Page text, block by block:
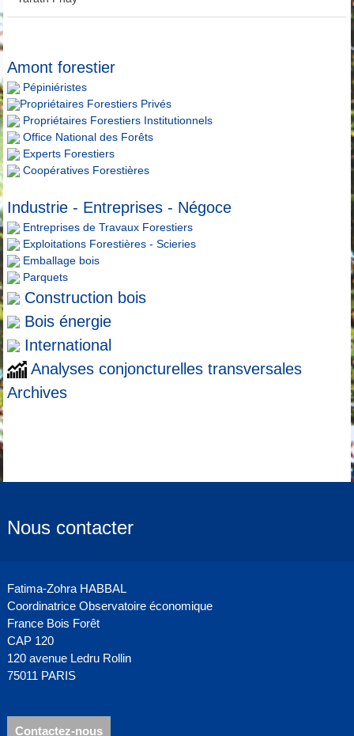
Amont forestier
Pépiniéristes
Propriétaires Forestiers Privés
Propriétaires Forestiers Institutionnels
Office National des Forêts
Experts Forestiers
Coopératives Forestières
Industrie - Entreprises - Négoce
Entreprises de Travaux Forestiers
Exploitations Forestières - Scieries
Emballage bois
Parquets
Construction bois
Bois énergie
International
Analyses conjoncturelles transversales
Archives
Nous contacter
Fatima-Zohra HABBAL
Coordinatrice Observatoire économique
France Bois Forêt
CAP 120
120 avenue Ledru Rollin
75011 PARIS
Contactez-nous